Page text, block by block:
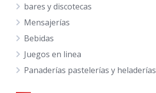
bares y discotecas
Mensajerías
Bebidas
Juegos en linea
Panaderías pastelerías y heladerías